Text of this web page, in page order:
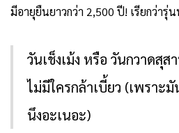
มีอายุยืนยาวกว่า 2,500 ปี! เรียกว่ารุ่
วันเช็งเม้ง หรือ วันกวาดสุ
ไม่มีใครกล้าเบี้ยว (เพราะ
นึงอะเนอะ)